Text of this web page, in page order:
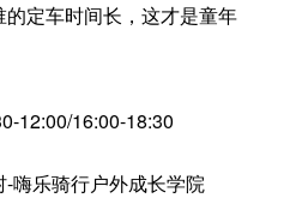
定车时间长，这才是童年
12:00/16:00-18:30
嗨乐骑行户外成长学院